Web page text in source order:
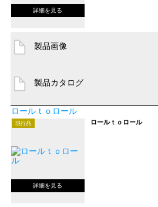
製品画像
製品カタログ
ロールｔｏロール
現行品 ロールｔｏロール